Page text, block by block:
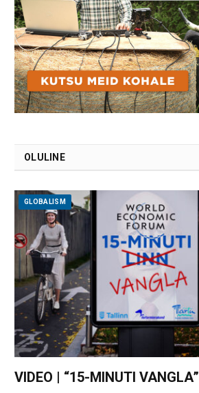
OLULINE
GLOBALISM
VIDEO | “15-MINUTI VANGLA”